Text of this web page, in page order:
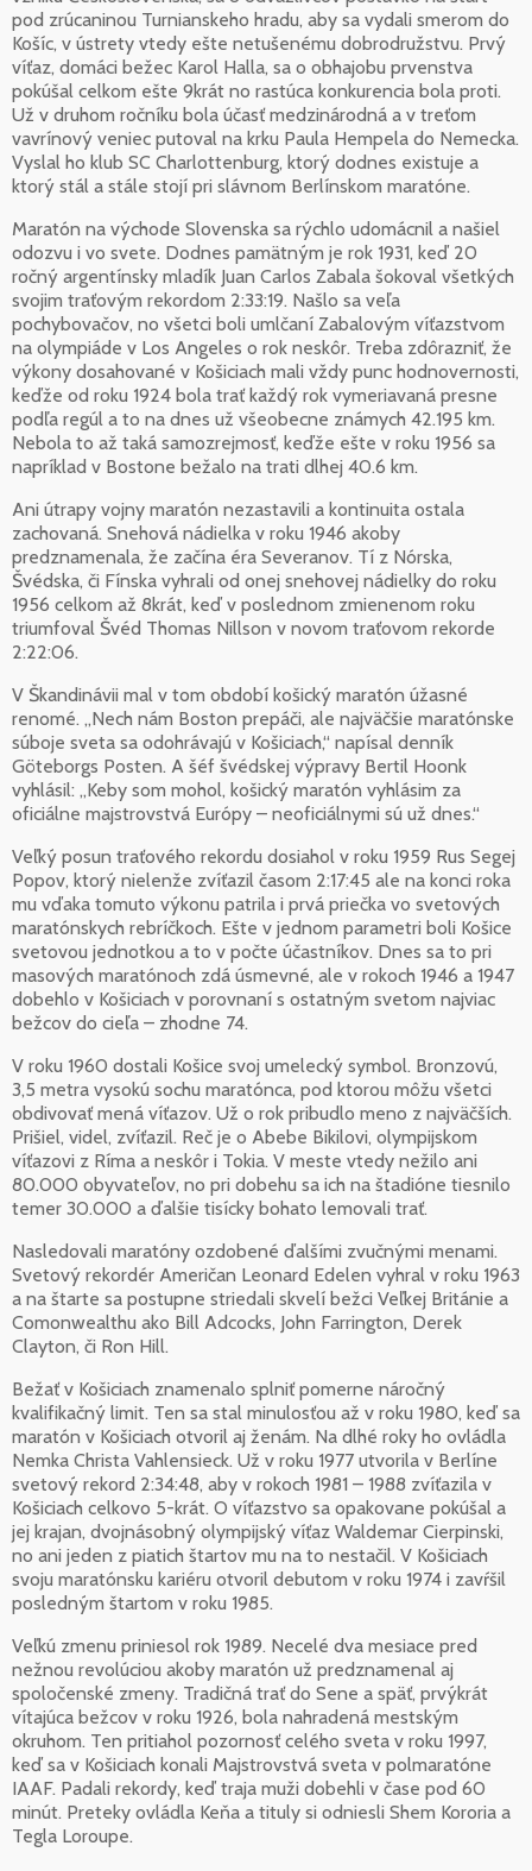
pod zrúcaninou Turnianskeho hradu, aby sa vydali smerom do
Košíc, v ústrety vtedy ešte netušenému dobrodružstvu. Prvý
víťaz, domáci bežec Karol Halla, sa o obhajobu prvenstva
pokúšal celkom ešte 9krát no rastúca konkurencia bola proti.
Už v druhom ročníku bola účasť medzinárodná a v treťom
vavrínový veniec putoval na krku Paula Hempela do Nemecka.
Vyslal ho klub SC Charlottenburg, ktorý dodnes existuje a
ktorý stál a stále stojí pri slávnom Berlínskom maratóne.
Maratón na východe Slovenska sa rýchlo udomácnil a našiel
odozvu i vo svete. Dodnes pamätným je rok 1931, keď 20
ročný argentínsky mladík Juan Carlos Zabala šokoval všetkých
svojim traťovým rekordom 2:33:19. Našlo sa veľa
pochybovačov, no všetci boli umlčaní Zabalovým víťazstvom
na olympiáde v Los Angeles o rok neskôr. Treba zdôrazniť, že
výkony dosahované v Košiciach mali vždy punc hodnovernosti,
keďže od roku 1924 bola trať každý rok vymeriavaná presne
podľa regúl a to na dnes už všeobecne známych 42.195 km.
Nebola to až taká samozrejmosť, keďže ešte v roku 1956 sa
napríklad v Bostone bežalo na trati dlhej 40.6 km.
Ani útrapy vojny maratón nezastavili a kontinuita ostala
zachovaná. Snehová nádielka v roku 1946 akoby
predznamenala, že začína éra Severanov. Tí z Nórska,
Švédska, či Fínska vyhrali od onej snehovej nádielky do roku
1956 celkom až 8krát, keď v poslednom zmienenom roku
triumfoval Švéd Thomas Nillson v novom traťovom rekorde
2:22:06.
V Škandinávii mal v tom období košický maratón úžasné
renomé. „Nech nám Boston prepáči, ale najväčšie maratónske
súboje sveta sa odohrávajú v Košiciach,“ napísal denník
Göteborgs Posten. A šéf švédskej výpravy Bertil Hoonk
vyhlásil: „Keby som mohol, košický maratón vyhlásim za
oficiálne majstrovstvá Európy – neoficiálnymi sú už dnes.“
Veľký posun traťového rekordu dosiahol v roku 1959 Rus Segej
Popov, ktorý nielenže zvíťazil časom 2:17:45 ale na konci roka
mu vďaka tomuto výkonu patrila i prvá priečka vo svetových
maratónskych rebríčkoch. Ešte v jednom parametri boli Košice
svetovou jednotkou a to v počte účastníkov. Dnes sa to pri
masových maratónoch zdá úsmevné, ale v rokoch 1946 a 1947
dobehlo v Košiciach v porovnaní s ostatným svetom najviac
bežcov do cieľa – zhodne 74.
V roku 1960 dostali Košice svoj umelecký symbol. Bronzovú,
3,5 metra vysokú sochu maratónca, pod ktorou môžu všetci
obdivovať mená víťazov. Už o rok pribudlo meno z najväčších.
Prišiel, videl, zvíťazil. Reč je o Abebe Bikilovi, olympijskom
víťazovi z Ríma a neskôr i Tokia. V meste vtedy nežilo ani
80.000 obyvateľov, no pri dobehu sa ich na štadióne tiesnilo
temer 30.000 a ďalšie tisícky bohato lemovali trať.
Nasledovali maratóny ozdobené ďalšími zvučnými menami.
Svetový rekordér Američan Leonard Edelen vyhral v roku 1963
a na štarte sa postupne striedali skvelí bežci Veľkej Británie a
Comonwealthu ako Bill Adcocks, John Farrington, Derek
Clayton, či Ron Hill.
Bežať v Košiciach znamenalo splniť pomerne náročný
kvalifikačný limit. Ten sa stal minulosťou až v roku 1980, keď sa
maratón v Košiciach otvoril aj ženám. Na dlhé roky ho ovládla
Nemka Christa Vahlensieck. Už v roku 1977 utvorila v Berlíne
svetový rekord 2:34:48, aby v rokoch 1981 – 1988 zvíťazila v
Košiciach celkovo 5-krát. O víťazstvo sa opakovane pokúšal a
jej krajan, dvojnásobný olympijský víťaz Waldemar Cierpinski,
no ani jeden z piatich štartov mu na to nestačil. V Košiciach
svoju maratónsku kariéru otvoril debutom v roku 1974 i zavŕšil
posledným štartom v roku 1985.
Veľkú zmenu priniesol rok 1989. Necelé dva mesiace pred
nežnou revolúciou akoby maratón už predznamenal aj
spoločenské zmeny. Tradičná trať do Sene a späť, prvýkrát
vítajúca bežcov v roku 1926, bola nahradená mestským
okruhom. Ten pritiahol pozornosť celého sveta v roku 1997,
keď sa v Košiciach konali Majstrovstvá sveta v polmaratóne
IAAF. Padali rekordy, keď traja muži dobehli v čase pod 60
minút. Preteky ovládla Keňa a tituly si odniesli Shem Kororia a
Tegla Loroupe.